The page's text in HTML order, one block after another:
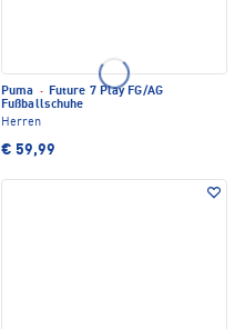
Puma · Future 7 Play FG/AG
Fußballschuhe
Herren
€ 59,99